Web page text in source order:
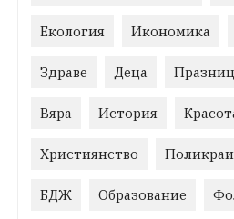
Екология Икономика
Здраве Деца
Вяра История
Християнство
БДЖ Образование